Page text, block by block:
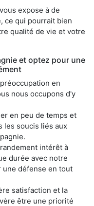
expose à de
ce qui pourrait bien
qualité de vie et votre
et optez pour une
en
nous occupons d'y
en peu de temps et
les soucis liés aux
intérêt à
durée avec notre
une défense en tout
satisfaction et la
être une priorité